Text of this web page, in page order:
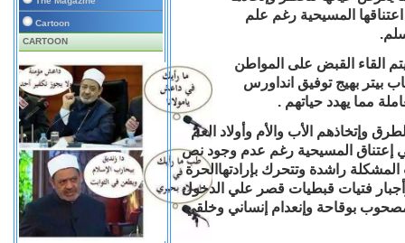
Cartoon
CARTOON
المسيحية رغم علم
القاء القبض على المواطن
بيتر بهيج توفيق انداورس
مما يهدد حياتهم .
وإتخاذهم الأب والأم وأولاد العم
إعتناق المسيحية رغم عدم وجود نص
راشدة وتتحرك بإرادتهاالحرة
فتيات قبطيات قصر علي الدخول
بوقاحة وإنعدام إنساني وخلقي